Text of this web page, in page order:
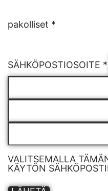
pakolliset *
SÄHKÖPOSTIOSOITE *
VALITSEMALLA
KÄYTÖN